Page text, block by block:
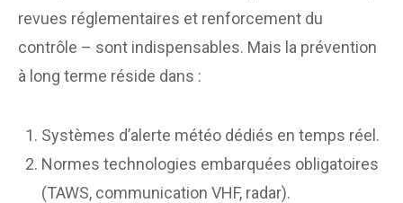
revues réglementaires et renforcement du
contrôle – sont indispensables. Mais la prévention
à long terme réside dans :
Systèmes d’alerte météo dédiés en temps réel.
Normes technologies embarquées obligatoires
(TAWS, communication VHF, radar).